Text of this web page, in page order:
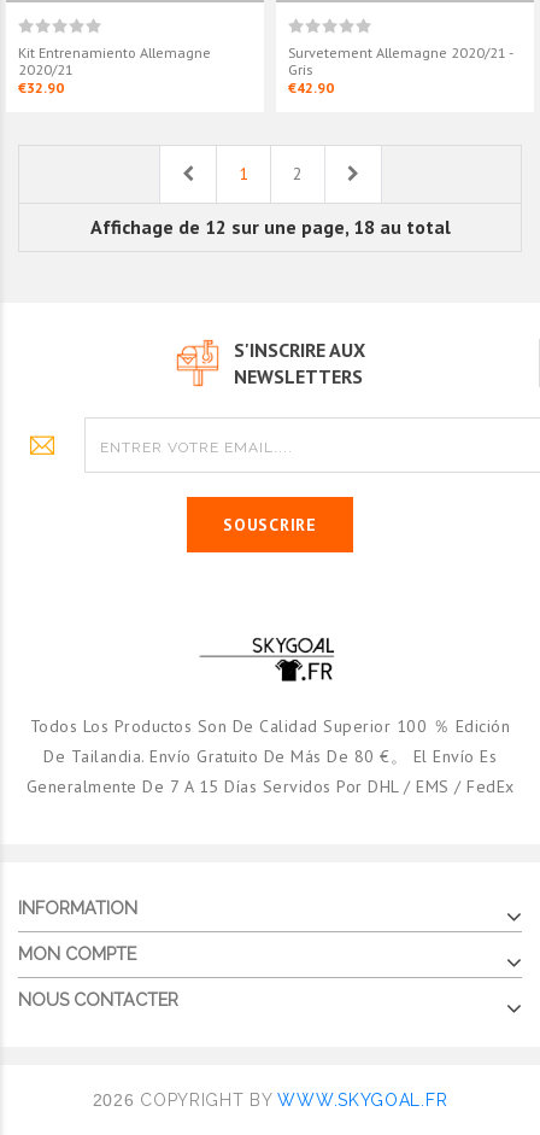
Kit Entrenamiento Allemagne
2020/21
€32.90
Survetement Allemagne 2020/21 -
Gris
€42.90
Previous1 2 Next
Affichage de 12 sur une page, 18 au total
S'INSCRIRE AUX
NEWSLETTERS
SOUSCRIRE
Todos Los Productos Son De Calidad Superior 100 ％ Edición
De Tailandia. Envío Gratuito De Más De 80 €。 El Envío Es
Generalmente De 7 A 15 Días Servidos Por DHL / EMS / FedEx
INFORMATION
MON COMPTE
NOUS CONTACTER
2026 COPYRIGHT BYWWW.SKYGOAL.FR